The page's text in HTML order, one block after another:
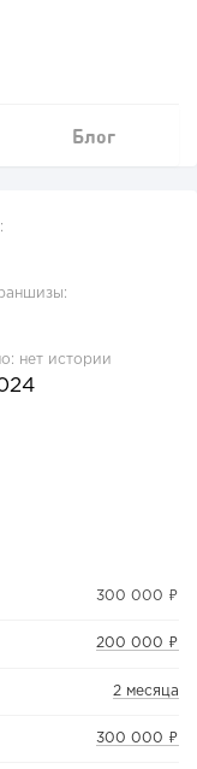
Блог
нет истории
300 000 ₽
200 000 ₽
2 месяца
300 000 ₽